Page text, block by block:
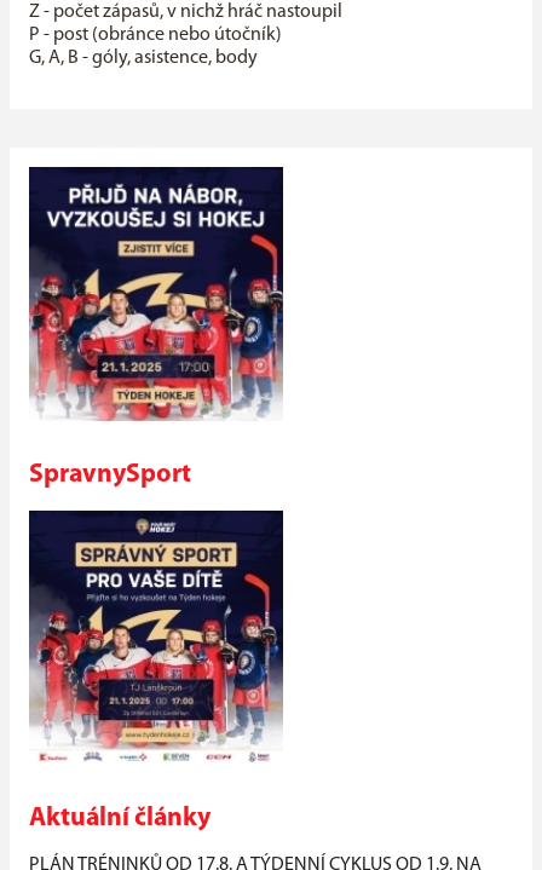
Z - počet zápasů, v nichž hráč nastoupil
P - post (obránce nebo útočník)
G, A, B - góly, asistence, body
SpravnySport
Aktuální články
PLÁN TRÉNINKŮ OD 17.8. A TÝDENNÍ CYKLUS OD 1.9. NA